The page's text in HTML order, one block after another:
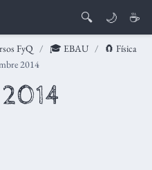
🔍 🌙 ☕
FyQ 🎓 EBAU
🧲 Física
2014